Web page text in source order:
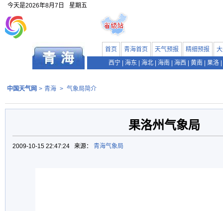
今天是2026年8月7日 星期五
首页 青海首页 天气预报 精细预报
西宁
海东 海北 海南 海西 黄南 果洛
中国天气网 > 青海 > 气象局简介
果洛州气象局
2009-10-15 22:47:24 来源： 青海气象局